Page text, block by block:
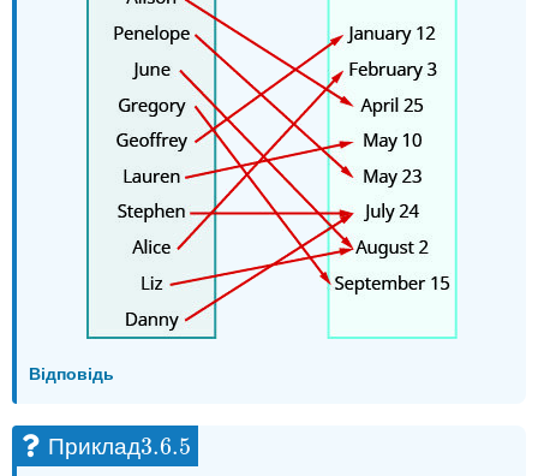
Відповідь
Приклад3.6.5
3.6.5